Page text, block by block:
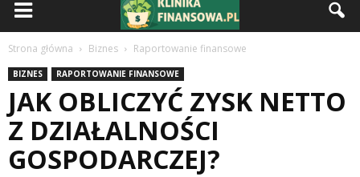
Strona główna Biznes Raportowanie finansowe
BIZNES RAPORTOWANIE FINANSOWE
JAK OBLICZYĆ ZYSK NETTO
Z DZIAŁALNOŚCI
GOSPODARCZEJ?